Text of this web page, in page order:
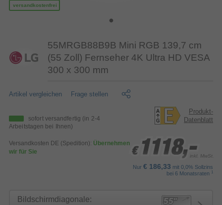
versandkostenfrei
55MRGB88B9B Mini RGB 139,7 cm
(55 Zoll) Fernseher 4K Ultra HD VESA
300 x 300 mm
Artikel vergleichen Frage stellen
sofort versandfertig (in 2-4
Arbeitstagen bei Ihnen)
Versandkosten DE (Spedition): Übernehmen
wir für Sie
Produkt-
Datenblatt
€ 1118,-
€ 1118,-
€ 1118,-inkl. MwSt.
Nur € 186,33 mit 0,0% Sollzins
bei 6 Monatsraten 1
Bildschirmdiagonale: